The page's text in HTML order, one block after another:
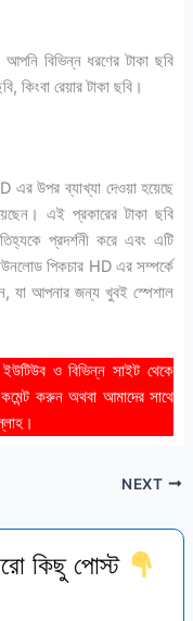
বিভিন্ন ধরণের টাকা ছবি
কিংবা রেয়ার টাকা ছবি।
এর উপর ব্যাখ্যা দেওয়া হয়েছে
এই প্রকারের টাকা ছবি
প্রদর্শনী করে এবং এটি
পিকচার HD এর সম্পর্কে
যা আপনার জন্য খুবই স্পেশাল
ও বিভিন্ন সাইট থেকে
করুন অথবা আমাদের সাথে
NEXT
কিছু পোস্ট